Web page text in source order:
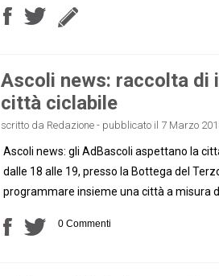
Ascoli news: raccolta di
città ciclabile
scritto da Redazione - pubblicato il 7 Marzo
Ascoli news: gli AdBascoli aspettano la
dalle 18 alle 19, presso la Bottega del
programmare insieme una città a misura
0 Commenti